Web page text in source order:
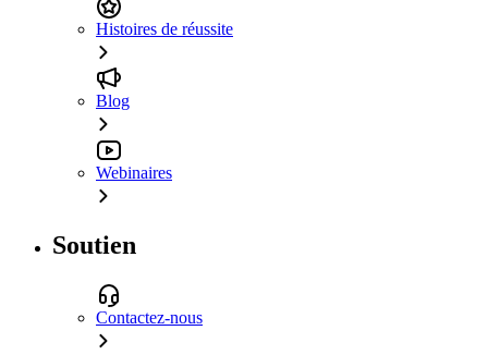
Histoires de réussite
Blog
Webinaires
Soutien
Contactez-nous